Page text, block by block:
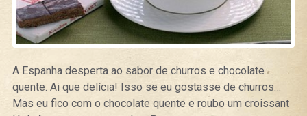
A Espanha desperta ao sabor de churros e chocolate
quente. Ai que delícia! Isso se eu gostasse de churros…
Mas eu fico com o chocolate quente e roubo um croissant